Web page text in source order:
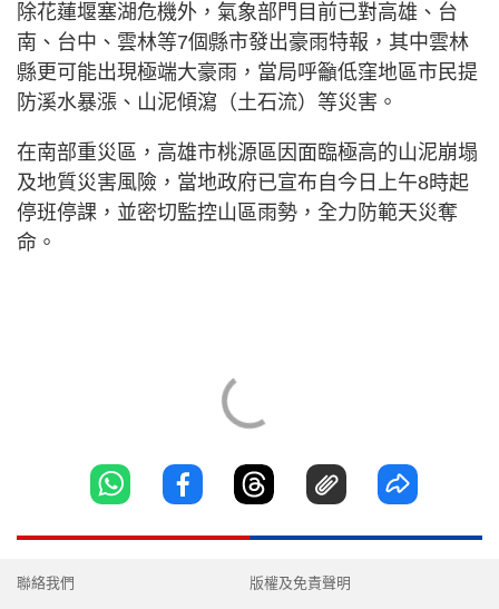
除花蓮堰塞湖危機外，氣象部門目前已對高雄、台
南、台中、雲林等7個縣市發出豪雨特報，其中雲林
縣更可能出現極端大豪雨，當局呼籲低窪地區市民提
防溪水暴漲、山泥傾瀉（土石流）等災害。
在南部重災區，高雄市桃源區因面臨極高的山泥崩塌
及地質災害風險，當地政府已宣布自今日上午8時起
停班停課，並密切監控山區雨勢，全力防範天災奪
命。
聯絡我們 版權及免責聲明